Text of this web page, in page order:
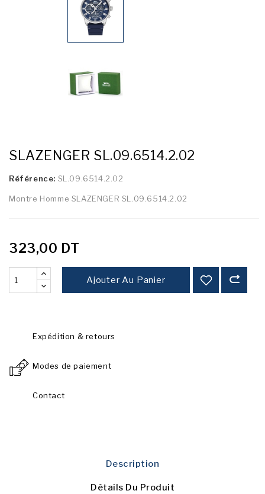
SLAZENGER SL.09.6514.2.02
Référence: SL.09.6514.2.02
Montre Homme SLAZENGER SL.09.6514.2.02
323,00 DT
Ajouter Au Panier
Expédition & retours
Modes de paiement
Contact
Description
Détails Du Produit